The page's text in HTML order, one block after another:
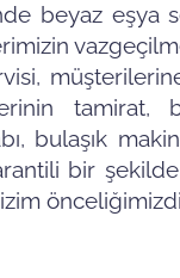
beyaz eşya
bulaşık
bir